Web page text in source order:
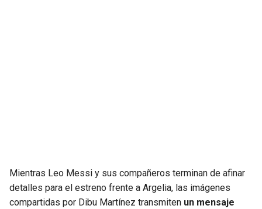
Mientras Leo Messi y sus compañeros terminan de afinar
detalles para el estreno frente a Argelia, las imágenes
compartidas por Dibu Martínez transmiten un mensaje